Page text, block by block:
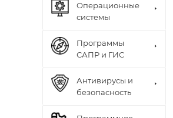
Операционные
системы
Программы
САПР и ГИС
Антивирусы и
безопасность